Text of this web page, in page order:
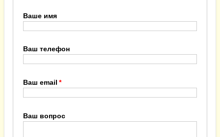
Ваше имя
Ваш телефон
Ваш email
Ваш вопрос